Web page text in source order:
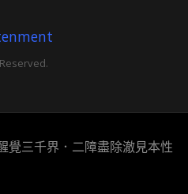
覺三千界．二障盡除澈見本性